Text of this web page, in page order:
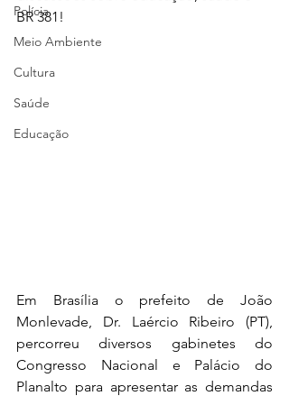
Polícia
Meio Ambiente
Cultura
Saúde
Educação
BR 381!
Em Brasília o prefeito de João
Monlevade, Dr. Laércio Ribeiro (PT),
percorreu diversos gabinetes do
Congresso Nacional e Palácio do
Planalto para apresentar as demandas